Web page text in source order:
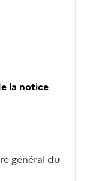
la notice
général du